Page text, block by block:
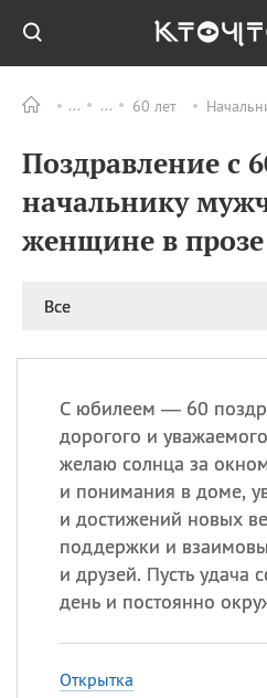
60 лет
Поздравление с
начальнику
женщине в прозе
Все
С юбилеем — 60
дорогого и
желаю солнца за
и понимания в доме,
и достижений новых
поддержки и
и друзей. Пусть удача
день и постоянно
Открытка
06.08